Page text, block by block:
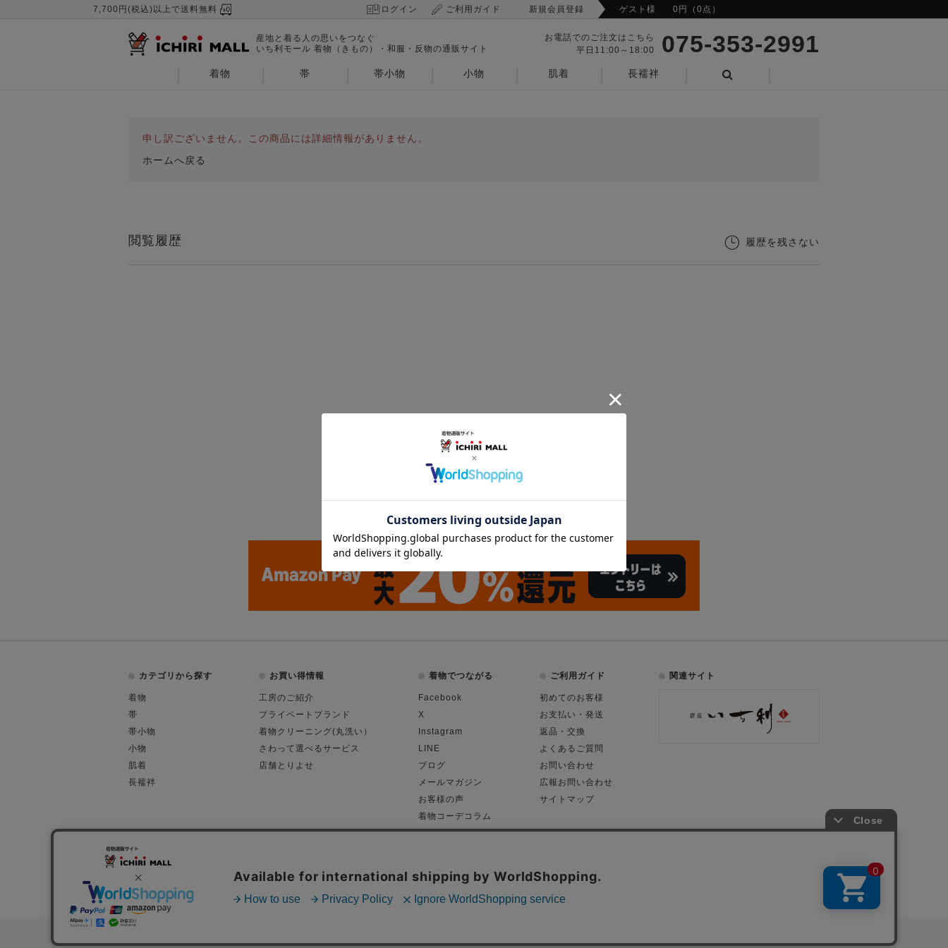
7,700円(税込)以上で送料無料 ログイン ご利用ガイド 新規会員登録 ゲスト様 0円（0点）
産地と着る人の思いをつなぐ
いち利モール 着物（きもの）・和服・反物の通販サイト
お電話でのご注文はこちら
平日11:00～18:00
075-353-2991
着物 帯 帯小物 小物 肌着
長襦袢
申し訳ございません。この商品には詳細情報がありません。
ホームへ戻る
閲覧履歴 履歴を残さない
カテゴリから探す
着物
帯
帯小物
小物
肌着
長襦袢
お買い得情報
工房のご紹介
プライベートブランド
着物クリーニング(丸洗い）
さわって選べるサービス
店舗とりよせ
着物でつながる
Facebook
X
Instagram
LINE
ブログ
メールマガジン
お客様の声
着物コーデコラム
ご利用ガイド
初めてのお客様
お支払い・発送
返品・交換
よくあるご質問
お問い合わせ
広報お問い合わせ
サイトマップ
関連サイト